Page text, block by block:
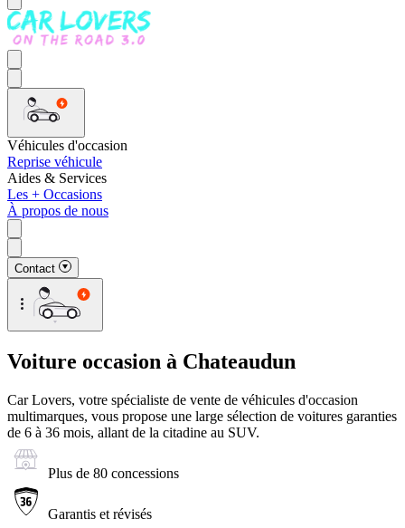
Véhicules d'occasion
Reprise véhicule
Aides & Services
Les + Occasions
À propos de nous
Contact
Voiture occasion à Chateaudun
Car Lovers, votre spécialiste de vente de véhicules d'occasion
multimarques, vous propose une large sélection de voitures garanties
de 6 à 36 mois, allant de la citadine au SUV.
Plus de 80 concessions
Garantis et révisés